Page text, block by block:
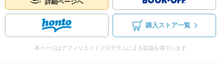
詳細ページへ
購入ストア一覧
本ページはアフィリエイトプログラムによる収益を得ています